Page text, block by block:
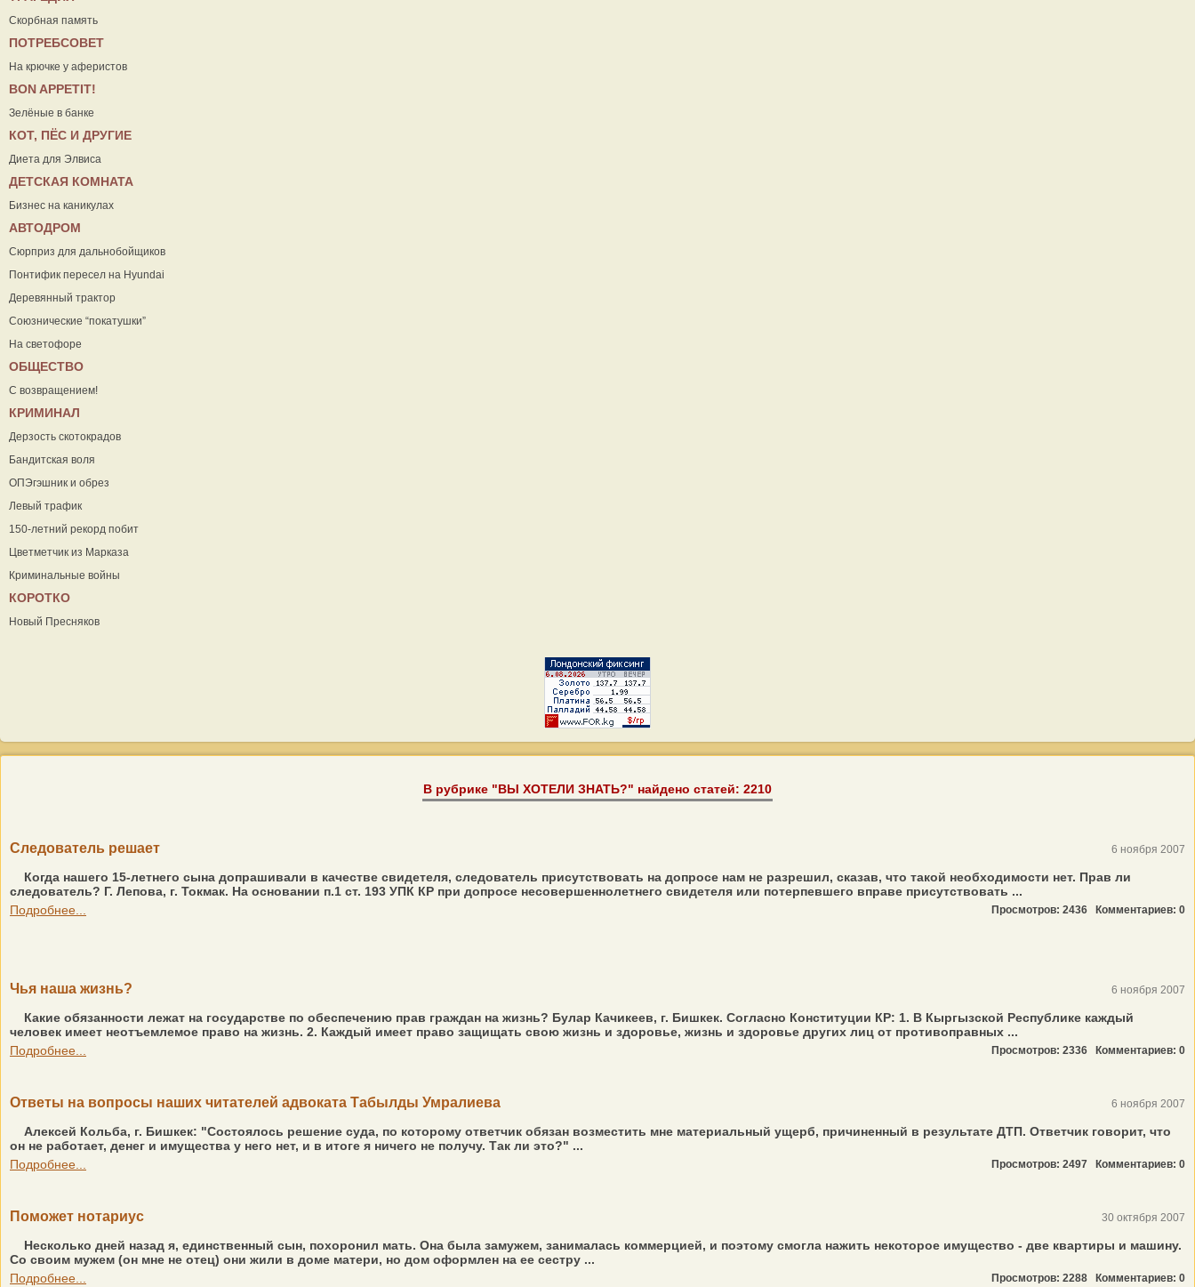
Скорбная память
ПОТРЕБСОВЕТ
На крючке у аферистов
ВON APPETIT!
Зелёные в банке
КОТ, ПЁС И ДРУГИЕ
Диета для Элвиса
ДЕТСКАЯ КОМНАТА
Бизнес на каникулах
АВТОДРОМ
Сюрприз для дальнобойщиков
Понтифик пересел на Hyundai
Деревянный трактор
Союзнические “покатушки”
На светофоре
ОБЩЕСТВО
С возвращением!
КРИМИНАЛ
Дерзость скотокрадов
Бандитская воля
ОПЭгэшник и обрез
Левый трафик
150-летний рекорд побит
Цветметчик из Марказа
Криминальные войны
КОРОТКО
Новый Пресняков
В рубрике "ВЫ ХОТЕЛИ ЗНАТЬ?" найдено статей: 2210
Следователь решает 6 ноября 2007
Когда нашего 15-летнего сына допрашивали в качестве свидетеля, следователь присутствовать на допросе нам не разрешил, сказав, что такой необходимости нет. Прав ли
следователь? Г. Лепова, г. Токмак. На основании п.1 ст. 193 УПК КР при допросе несовершеннолетнего свидетеля или потерпевшего вправе присутствовать ...
Подробнее...
Просмотров: 2436 Комментариев: 0
Чья наша жизнь? 6 ноября 2007
Какие обязанности лежат на государстве по обеспечению прав граждан на жизнь? Булар Качикеев, г. Бишкек. Согласно Конституции КР: 1. В Кыргызской Республике каждый
человек имеет неотъемлемое право на жизнь. 2. Каждый имеет право защищать свою жизнь и здоровье, жизнь и здоровье других лиц от противоправных ...
Подробнее...
Просмотров: 2336 Комментариев: 0
Ответы на вопросы наших читателей адвоката Табылды Умралиева 6 ноября 2007
Алексей Кольба, г. Бишкек: "Состоялось решение суда, по которому ответчик обязан возместить мне материальный ущерб, причиненный в результате ДТП. Ответчик говорит, что
он не работает, денег и имущества у него нет, и в итоге я ничего не получу. Так ли это?" ...
Подробнее...
Просмотров: 2497 Комментариев: 0
Поможет нотариус 30 октября 2007
Несколько дней назад я, единственный сын, похоронил мать. Она была замужем, занималась коммерцией, и поэтому смогла нажить некоторое имущество - две квартиры и машину.
Со своим мужем (он мне не отец) они жили в доме матери, но дом оформлен на ее сестру ...
Подробнее...
Просмотров: 2288 Комментариев: 0